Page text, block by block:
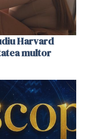
Harvard
multor